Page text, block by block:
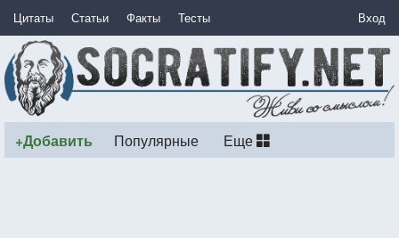
Цитаты Статьи Факты Тесты Вход
+Добавить Популярные Еще